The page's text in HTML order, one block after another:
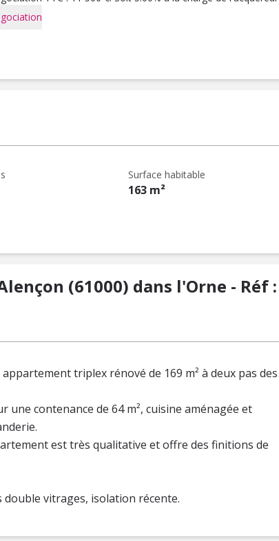
Surface habitable
163 m²
(61000) dans l'Orne - Réf :
triplex rénové de 169 m² à deux pas des
contenance de 64 m², cuisine aménagée et
est très qualitative et offre des finitions de
vitrages, isolation récente.